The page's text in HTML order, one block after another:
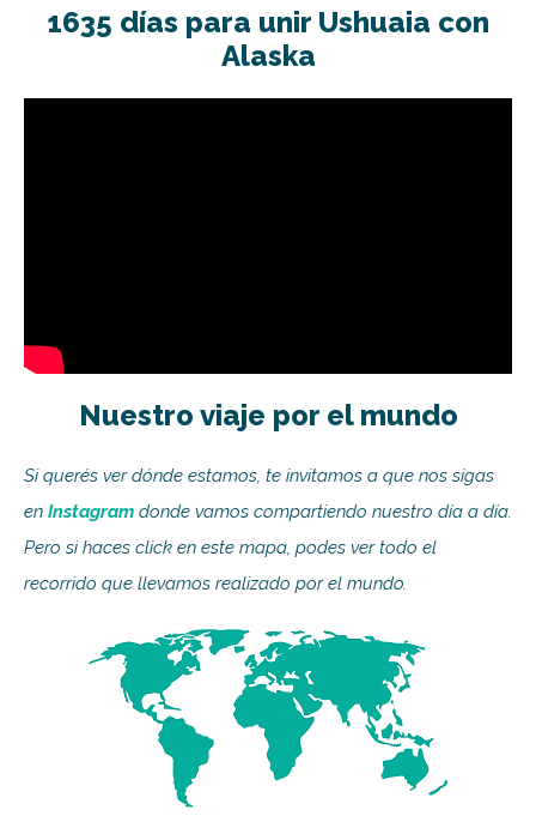
1635 días para unir Ushuaia con
Alaska
Nuestro viaje por el mundo
Si querés ver dónde estamos, te invitamos a que nos sigas
en Instagram donde vamos compartiendo nuestro día a día.
Pero si haces click en este mapa, podes ver todo el
recorrido que llevamos realizado por el mundo.